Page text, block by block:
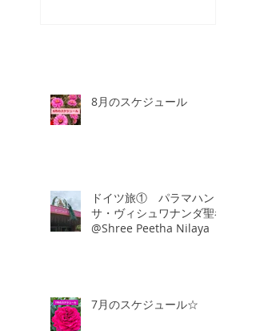
8月のスケジュール
ドイツ旅① パラマハン
サ・ヴィシュワナンダ聖者
@Shree Peetha Nilaya
7月のスケジュール☆